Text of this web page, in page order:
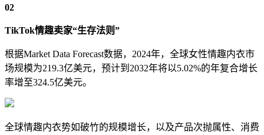
02
TikTok情趣卖家“生存法则”
根据Market Data Forecast数据，2024年，全球女性情趣内衣市
场规模为219.3亿美元，预计到2032年将以5.02%的年复合增长
率增至324.5亿美元。
全球情趣内衣势如破竹的规模增长，以及产品次抛属性、消费